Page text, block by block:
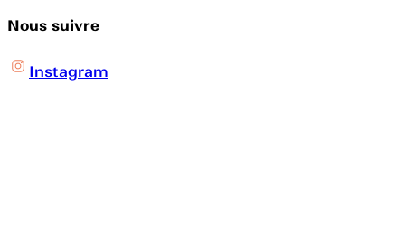
Nous suivre
Instagram